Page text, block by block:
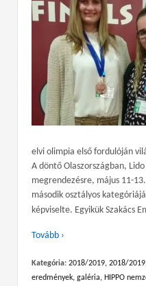
elvi olimpia első fordulóján
A döntő Olaszországban,
megrendezésre, május 11-
második osztályos
képviselte. Egyikük Szakács
Tovább ›
Kategória: 2018/2019, 2018/2019
eredmények, galéria, HIPPO